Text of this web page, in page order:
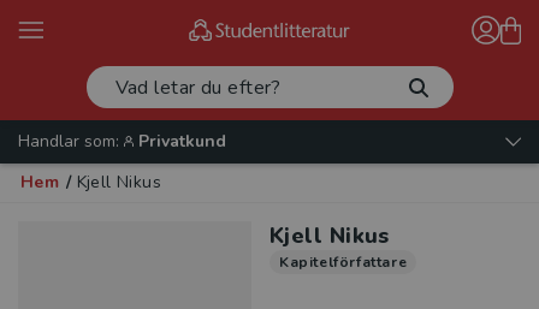
Handlar som:
Privatkund
Hem / Kjell Nikus
Kjell Nikus
Kapitelförfattare